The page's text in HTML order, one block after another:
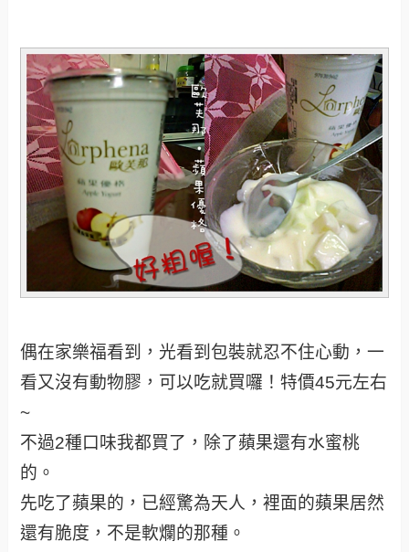
偶在家樂福看到，光看到包裝就忍不住心動，一
看又沒有動物膠，可以吃就買囉！特價45元左右
~
不過2種口味我都買了，除了蘋果還有水蜜桃
的。
先吃了蘋果的，已經驚為天人，裡面的蘋果居然
還有脆度，不是軟爛的那種。